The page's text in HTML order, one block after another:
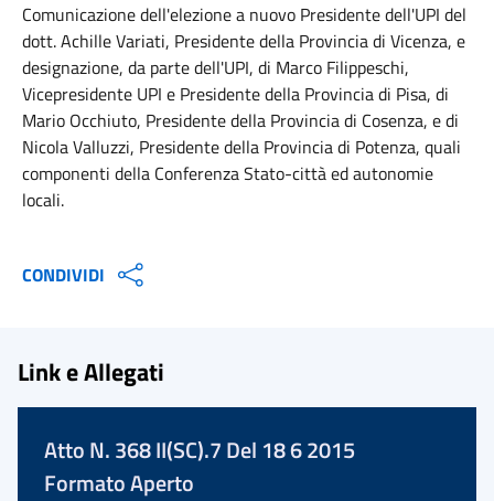
Comunicazione dell'elezione a nuovo Presidente dell'UPI del
dott. Achille Variati, Presidente della Provincia di Vicenza, e
designazione, da parte dell'UPI, di Marco Filippeschi,
Vicepresidente UPI e Presidente della Provincia di Pisa, di
Mario Occhiuto, Presidente della Provincia di Cosenza, e di
Nicola Valluzzi, Presidente della Provincia di Potenza, quali
componenti della Conferenza Stato-città ed autonomie
locali.
CONDIVIDI
Link e Allegati
Atto N. 368 II(SC).7 Del 18 6 2015
Formato Aperto